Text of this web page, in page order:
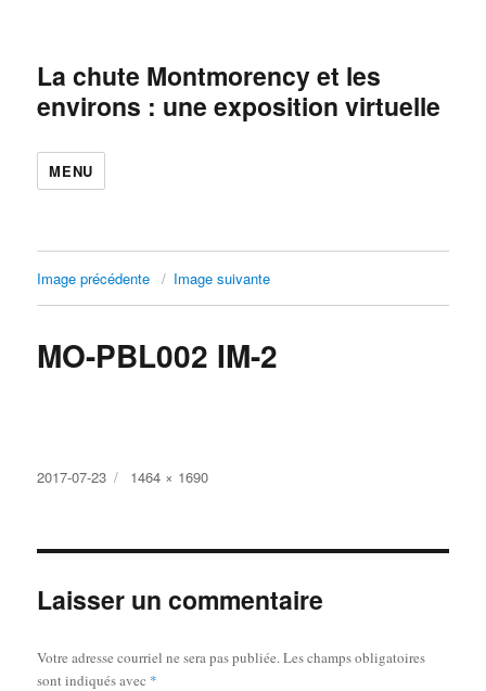
La chute Montmorency et les
environs : une exposition virtuelle
MENU
Image précédente Image suivante
MO-PBL002 IM-2
Publié
2017-07-23
Taille
1464 × 1690
Laisser un commentaire
Votre adresse courriel ne sera pas publiée.Les champs obligatoires
sont indiqués avec *